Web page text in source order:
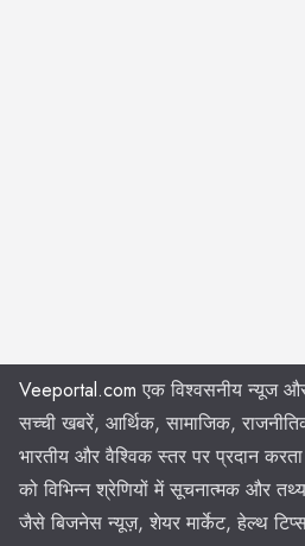
Veeportal.com एक विश्वसनीय न्यूज
सच्ची खबरें, आर्थिक, सामाजिक,
भारतीय और वैश्विक स्तर पर प्रदान
को विभिन्न श्रेणियों में सूचनात्मक और
जैसे बिजनेस न्यूज़, शेयर मार्केट, हेल्थ